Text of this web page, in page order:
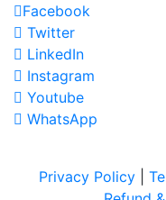
Facebook
Twitter
LinkedIn
Instagram
Youtube
WhatsApp
Privacy Policy